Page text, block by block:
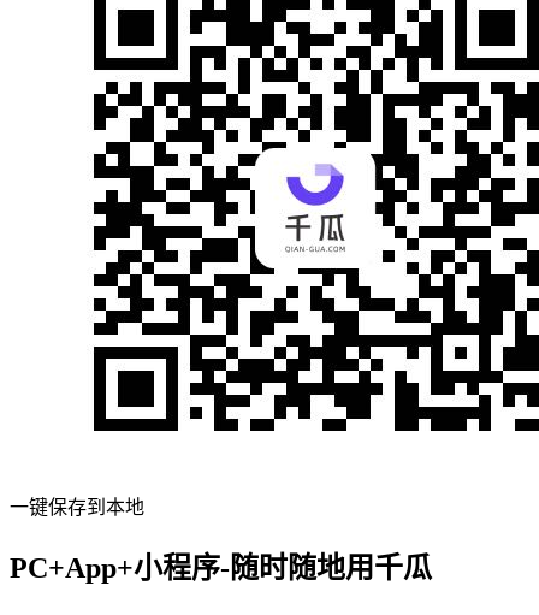
一键保存到本地
PC+App+小程序-随时随地用千瓜